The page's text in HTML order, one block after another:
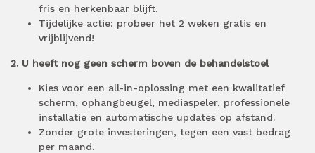
fris en herkenbaar blijft.
Tijdelijke actie: probeer het 2 weken gratis en
vrijblijvend!
2. U heeft nog geen scherm boven de behandelstoel
Kies voor een all-in-oplossing met een kwalitatief
scherm, ophangbeugel, mediaspeler, professionele
installatie en automatische updates op afstand.
Zonder grote investeringen, tegen een vast bedrag
per maand.